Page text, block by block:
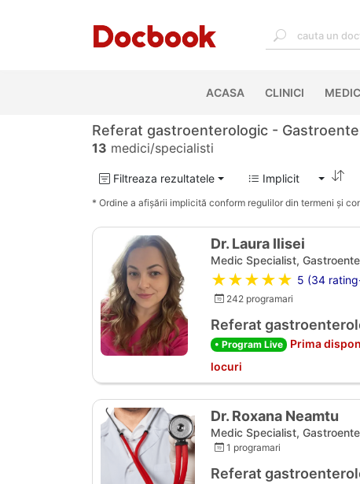
ACASA(CURRENT)
CLINICI
Referat gastroenterologic -
13 medici/specialisti
Filtreaza rezultatele Implicit
* Ordine a afișării implicită conform regulilor din termeni și
Dr. Laura Ilisei
Medic Specialist,
★★★★★ 5 (34
242 programari
Referat
• Program Live Prima
locuri
Dr. Roxana Neamtu
Medic Specialist,
1 programari
Referat